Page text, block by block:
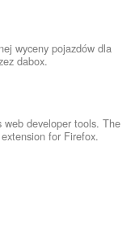
wyceny pojazdów dla
dabox.
developer tools. The
for Firefox.